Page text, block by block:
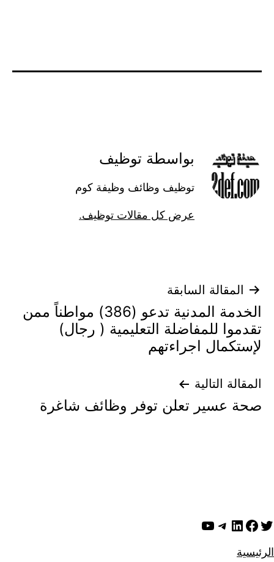
بواسطة توظيف
توظيف وظائف وظيفة كوم
عرض كل مقالات توظيف.
تصفّح
المقالات
المقالة السابقة
الخدمة المدنية تدعو (386) مواطناً ممن
تقدموا للمفاضلة التعليمية ( رجال)
لإستكمال اجراءتهم
المقالة التالية
صحة عسير تعلن توفر وظائف شاغرة
تويترفيسبوك
لينكد إن تيليجرام
يوتيوب
الرئيسية